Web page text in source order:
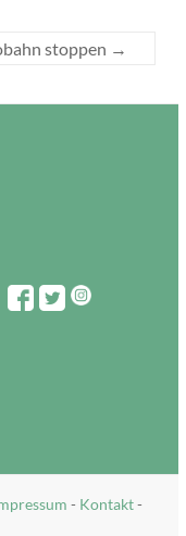
stoppen →
- Kontakt-